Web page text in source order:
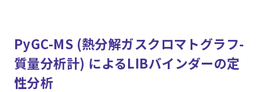
PyGC-MS (熱分解ガスクロマトグラフ-
質量分析計) によるLIBバインダーの定
性分析